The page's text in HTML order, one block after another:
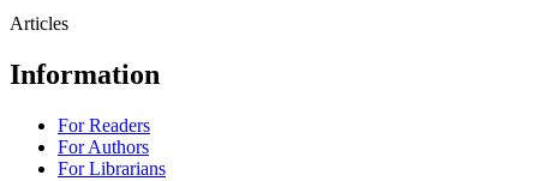
Articles
Information
For Readers
For Authors
For Librarians